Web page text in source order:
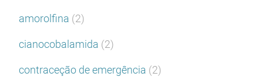
amorolfina (2)
cianocobalamida (2)
contraceção de emergência (2)